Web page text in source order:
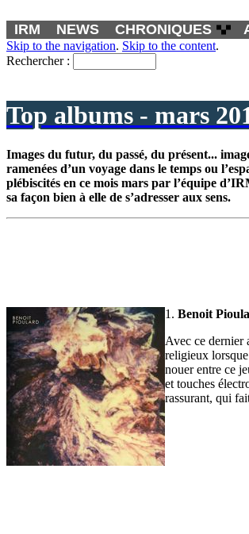
IRM NEWS CHRONIQUES
Skip to the navigation. Skip to the content.
Rechercher :
Top albums - mars
Images du futur, du passé, du présent...
ramenées d’un voyage dans le temps ou
plébiscités en ce mois mars par l’équipe
sa façon bien à elle de s’adresser aux sens.
1. Benoit
Avec ce dernier
religieux
nouer entre ce
et touches
rassurant, qui